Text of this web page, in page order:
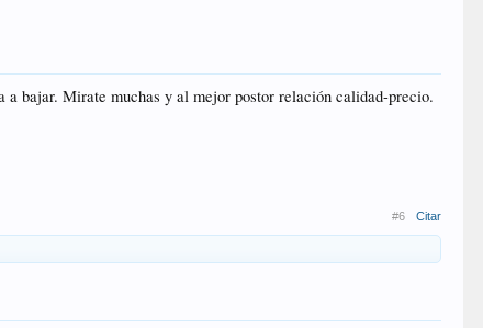
a bajar. Mirate muchas y al mejor postor relación calidad-precio.
#6 Citar